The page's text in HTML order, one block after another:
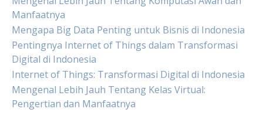
Manfaatnya
Mengapa Big Data Penting untuk Bisnis di Indonesia
Pentingnya Internet of Things dalam Transformasi
Digital di Indonesia
Internet of Things: Transformasi Digital di Indonesia
Mengenal Lebih Jauh Tentang Kelas Virtual:
Pengertian dan Manfaatnya